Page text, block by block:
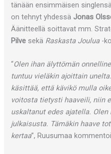
tänään ensimmäisen
on tehnyt yhdessä Jonas
Äänitteellä soittavat mm.
Pilve sekä Raskasta Joulua -
“Olen ihan älyttömän
tuntuu vieläkin ajoittain
käsittää, että kävikö mulla
voitosta tietysti haaveili, niin
uskaltanut edes ajatella.
julkaisusta. Tämäkin haave
kertaa”, Ruusumaa